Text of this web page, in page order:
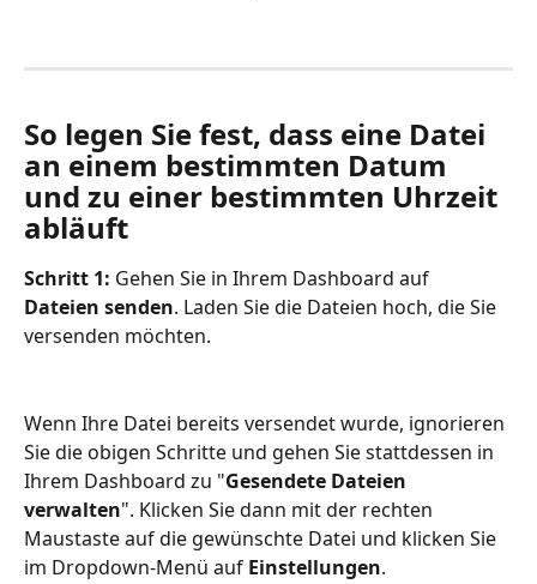
So legen Sie fest, dass eine Datei
an einem bestimmten Datum
und zu einer bestimmten Uhrzeit
abläuft
Schritt 1: Gehen Sie in Ihrem Dashboard auf
Dateien senden. Laden Sie die Dateien hoch, die Sie
versenden möchten.
Wenn Ihre Datei bereits versendet wurde, ignorieren
Sie die obigen Schritte und gehen Sie stattdessen in
Ihrem Dashboard zu "Gesendete Dateien
verwalten". Klicken Sie dann mit der rechten
Maustaste auf die gewünschte Datei und klicken Sie
im Dropdown-Menü auf Einstellungen.